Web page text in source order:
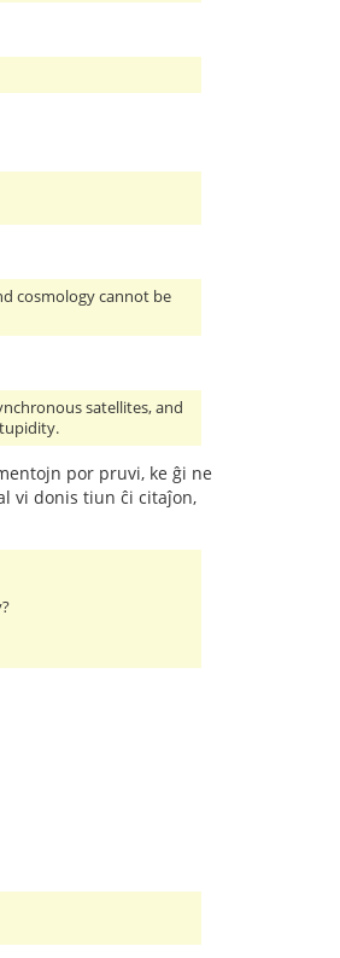
cosmology cannot be
satellites, and
por pruvi, ke ĝi ne
vi donis tiun ĉi citaĵon,